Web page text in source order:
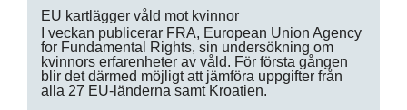
EU kartlägger våld mot kvinnor
I veckan publicerar FRA, European Union Agency
for Fundamental Rights, sin undersökning om
kvinnors erfarenheter av våld. För första gången
blir det därmed möjligt att jämföra uppgifter från
alla 27 EU-länderna samt Kroatien.